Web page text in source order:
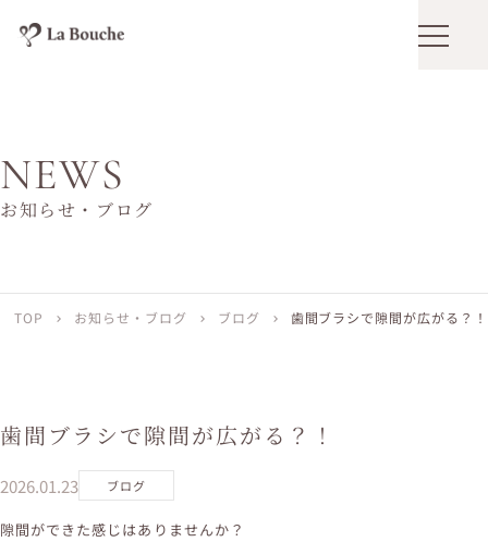
メニュ
NEWS
お知らせ・ブログ
TOP chevron_right お知らせ・ブログ chevron_right ブログ chevron_right 歯間ブラシで隙間が広がる？！
歯間ブラシで隙間が広がる？！
2026.01.23 ブログ
隙間ができた感じはありませんか？